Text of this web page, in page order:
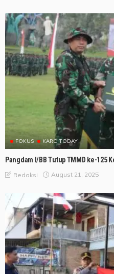
FOKUS KARO TODAY
Pangdam I/BB Tutup TMMD ke-125
Redaksi August 21, 2025